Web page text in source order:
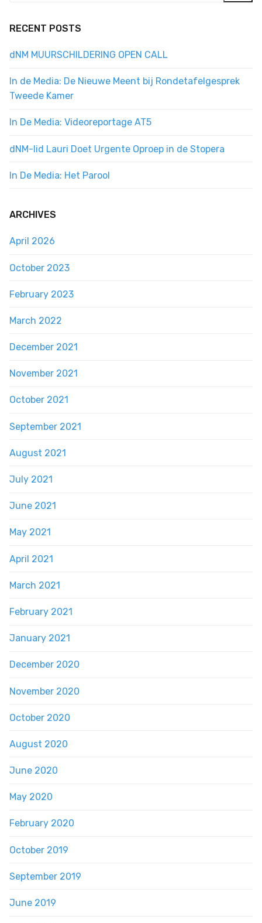
RECENT POSTS
dNM MUURSCHILDERING OPEN CALL
In de Media: De Nieuwe Meent bij Rondetafelgesprek
Tweede Kamer
In De Media: Videoreportage AT5
dNM-lid Lauri Doet Urgente Oproep in de Stopera
In De Media: Het Parool
ARCHIVES
April 2026
October 2023
February 2023
March 2022
December 2021
November 2021
October 2021
September 2021
August 2021
July 2021
June 2021
May 2021
April 2021
March 2021
February 2021
January 2021
December 2020
November 2020
October 2020
August 2020
June 2020
May 2020
February 2020
October 2019
September 2019
June 2019